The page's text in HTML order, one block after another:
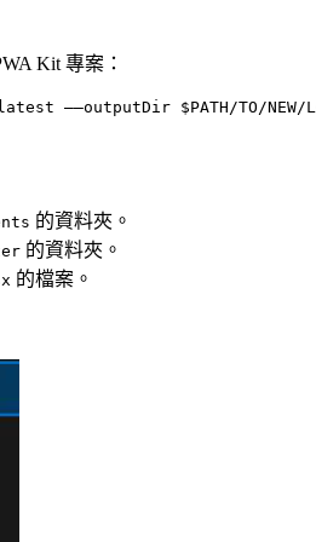
Kit 專案：
——outputDir $PATH/TO/NEW/
的資料夾。
的資料夾。
的檔案。